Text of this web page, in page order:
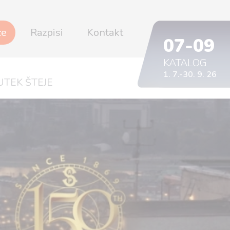
07-09
KATALOG
1. 7.-30. 9. 26
Razpisi Kontakt
ŠTEJE